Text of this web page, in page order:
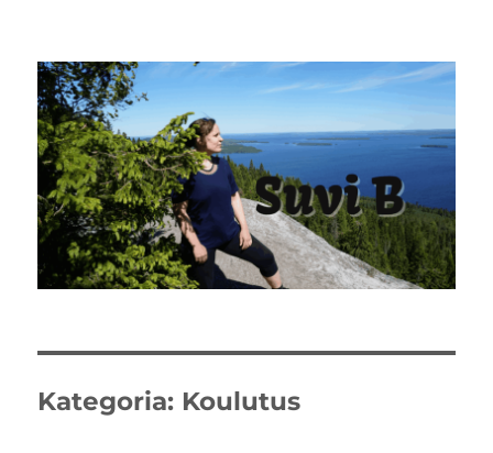
Kategoria: Koulutus